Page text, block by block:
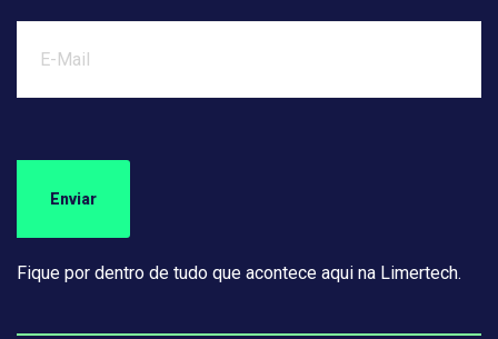
Fique por dentro de tudo que acontece aqui na Limertech.